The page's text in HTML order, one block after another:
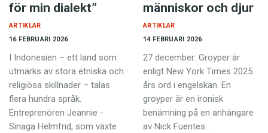
för min dialekt”
16 FEBRUARI 2026
ARTIKLAR
I Indonesien – ett land som
utmärks av ­stora etniska och
religiösa skillnader – talas
flera hundra språk.
Entreprenören ­Jeannie ­
Sinaga Helmfrid, som växte
människor och djur
14 FEBRUARI 2026
ARTIKLAR
27 december: Groyper är
enligt New York Times 2025
års ord i engelskan. En
groyper är en ironisk
benämning på en anhängare
av Nick Fuentes…